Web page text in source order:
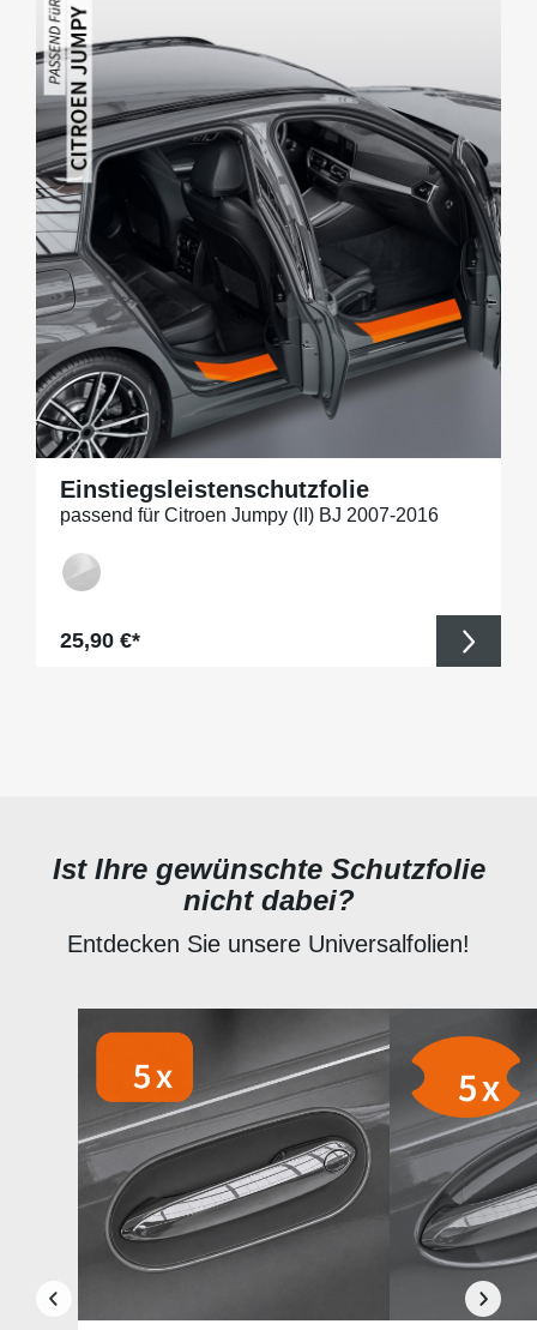
Einstiegsleistenschutzfolie
passend für Citroen Jumpy (II) BJ 2007-2016
Regulärer Preis:
25,90 €*
Ist Ihre gewünschte Schutzfolie
nicht dabei?
Entdecken Sie unsere Universalfolien!